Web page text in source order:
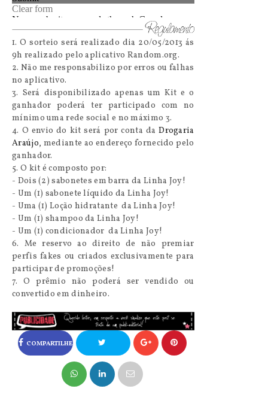
1. O sorteio será realizado dia 20/05/2013 ás
9h realizado pelo aplicativo Random.org.
2. Não me responsabilizo por erros ou falhas
no aplicativo.
3. Será disponibilizado apenas um Kit e o
ganhador poderá ter participado com no
mínimo uma rede social e no máximo 3.
4. O envio do kit será por conta daDrogaria
Araújo, mediante ao endereço fornecido pelo
ganhador.
5. O kit é composto por:
- Dois (2) sabonetes em barra da Linha Joy!
- Um (1) sabonete líquido da Linha Joy!
- Uma (1) Loção hidratante da Linha Joy!
- Um (1) shampoo da Linha Joy!
- Um (1) condicionador da Linha Joy!
6. Me reservo ao direito de não premiar
perfis fakes ou criados exclusivamente para
participar de promoções!
7. O prêmio não poderá ser vendido ou
convertido em dinheiro.
COMPARTILHE
NO FACEBOOK COMPARTILHE